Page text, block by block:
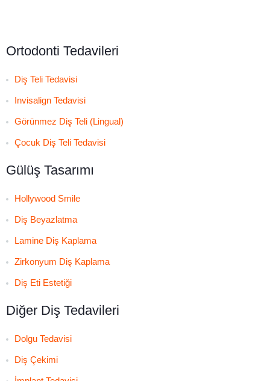
Ortodonti Tedavileri
Diş Teli Tedavisi
Invisalign Tedavisi
Görünmez Diş Teli (Lingual)
Çocuk Diş Teli Tedavisi
Gülüş Tasarımı
Hollywood Smile
Diş Beyazlatma
Lamine Diş Kaplama
Zirkonyum Diş Kaplama
Diş Eti Estetiği
Diğer Diş Tedavileri
Dolgu Tedavisi
Diş Çekimi